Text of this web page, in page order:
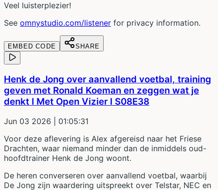
Veel luisterplezier!
See omnystudio.com/listener for privacy information.
EMBED CODE SHARE
Henk de Jong over aanvallend voetbal, training
geven met Ronald Koeman en zeggen wat je
denkt I Met Open Vizier I S08E38
Jun 03 2026 | 01:05:31
Voor deze aflevering is Alex afgereisd naar het Friese
Drachten, waar niemand minder dan de inmiddels oud-
hoofdtrainer Henk de Jong woont.
De heren converseren over aanvallend voetbal, waarbij
De Jong zijn waardering uitspreekt over Telstar, NEC en